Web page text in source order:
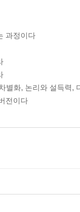
과정이다
별화, 논리와 설득력,
전이다